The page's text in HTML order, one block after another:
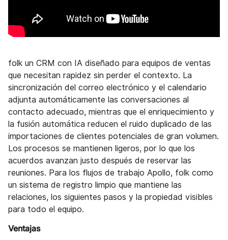
folk un CRM con IA diseñado para equipos de ventas
que necesitan rapidez sin perder el contexto. La
sincronización del correo electrónico y el calendario
adjunta automáticamente las conversaciones al
contacto adecuado, mientras que el enriquecimiento y
la fusión automática reducen el ruido duplicado de las
importaciones de clientes potenciales de gran volumen.
Los procesos se mantienen ligeros, por lo que los
acuerdos avanzan justo después de reservar las
reuniones. Para los flujos de trabajo Apollo, folk como
un sistema de registro limpio que mantiene las
relaciones, los siguientes pasos y la propiedad visibles
para todo el equipo.
Ventajas